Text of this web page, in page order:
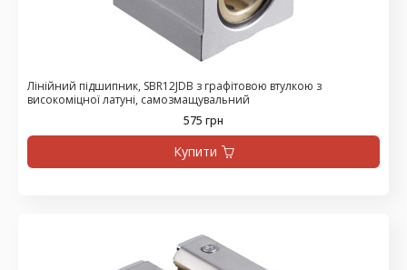
Лінійний підшипник, SBR12JDB з графітовою втулкою з
високоміцної латуні, самозмащувальний
575 грн
Купити